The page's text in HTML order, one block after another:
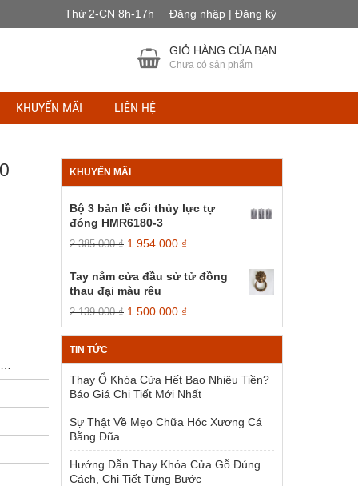
Thứ 2-CN 8h-17h Đăng nhập | Đăng ký
GIỎ HÀNG CỦA BẠN
Chưa có sản phẩm
KHUYẾN MÃI LIÊN HỆ
KHUYẾN MÃI
Bộ 3 bản lề cối thủy lực tự
đóng HMR6180-3
2.385.000₫ Giá
gốc
là:
2.385.000 ₫.
1.954.000 ₫
hiện
tại
Tay nắm cửa đầu sử tử đồng
thau đại màu rêu
2.139.000₫ Giá
gốc
là:
1.500.000 ₫
hiện
tại
1.500.000 ₫.
TIN TỨC
Thay Ổ Khóa Cửa Hết Bao Nhiêu Tiền?
Báo Giá Chi Tiết Mới Nhất
Sự Thật Về Mẹo Chữa Hóc Xương Cá
Bằng Đũa
Hướng Dẫn Thay Khóa Cửa Gỗ Đúng
Cách, Chi Tiết Từng Bước